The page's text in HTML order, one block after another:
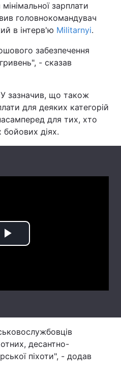
Світ
Наука
Лайт
Туризм
Погода
Вакансії
зарплати
головнокомандувач
в інтерв'ю Militarnyi.
забезпечення
- сказав
зазначив, що також
для деяких категорій
для тих, хто
діях.
Play
десантно-
піхоти", - додав